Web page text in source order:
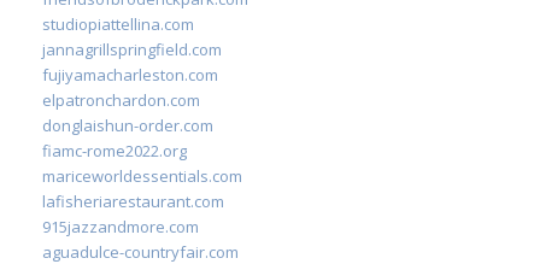
studiopiattellina.com
jannagrillspringfield.com
fujiyamacharleston.com
elpatronchardon.com
donglaishun-order.com
fiamc-rome2022.org
mariceworldessentials.com
lafisheriarestaurant.com
915jazzandmore.com
aguadulce-countryfair.com